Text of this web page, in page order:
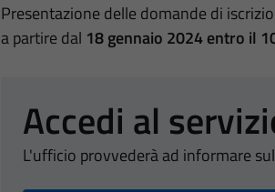
Presentazione delle domande di
a partire dal 18 gennaio 2024 entro il
Accedi al
L'ufficio provvederà ad informare